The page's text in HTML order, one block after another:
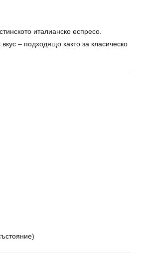
италианско еспресо.
– подходящо както за класическо